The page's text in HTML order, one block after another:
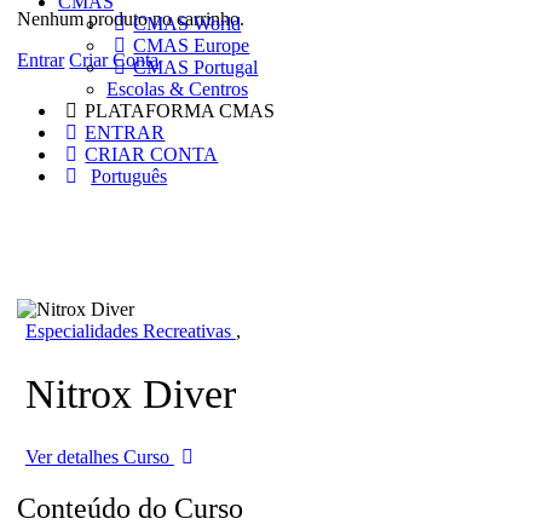
Nenhum produto no carrinho.
Entrar Criar Conta
CMAS World
CMAS Europe
CMAS Portugal
Escolas & Centros
PLATAFORMA CMAS
ENTRAR
CRIAR CONTA
Português
Especialidades Recreativas ,
Nitrox Diver
Ver detalhes Curso
Conteúdo do Curso